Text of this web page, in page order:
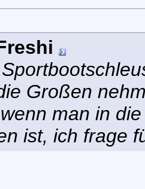
Großen
man in
ist, ich frage